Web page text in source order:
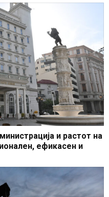
и растот на
ефикасен и